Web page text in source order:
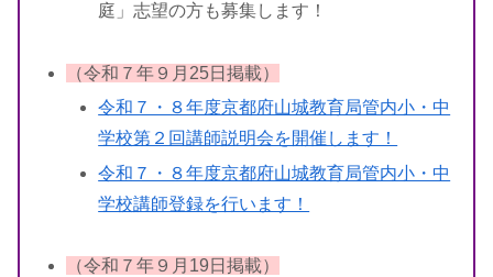
庭」志望の方も募集します！
（令和７年９月25日掲載）
令和７・８年度京都府山城教育局管内小・中
学校第２回講師説明会を開催します！
令和７・８年度京都府山城教育局管内小・中
学校講師登録を行います！
（令和７年９月19日掲載）